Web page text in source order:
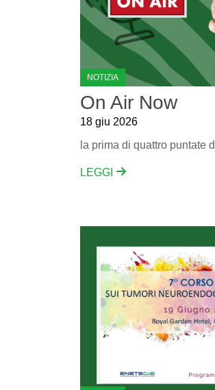
NOTIZIA
On Air Now
18 giu 2026
LEGGI